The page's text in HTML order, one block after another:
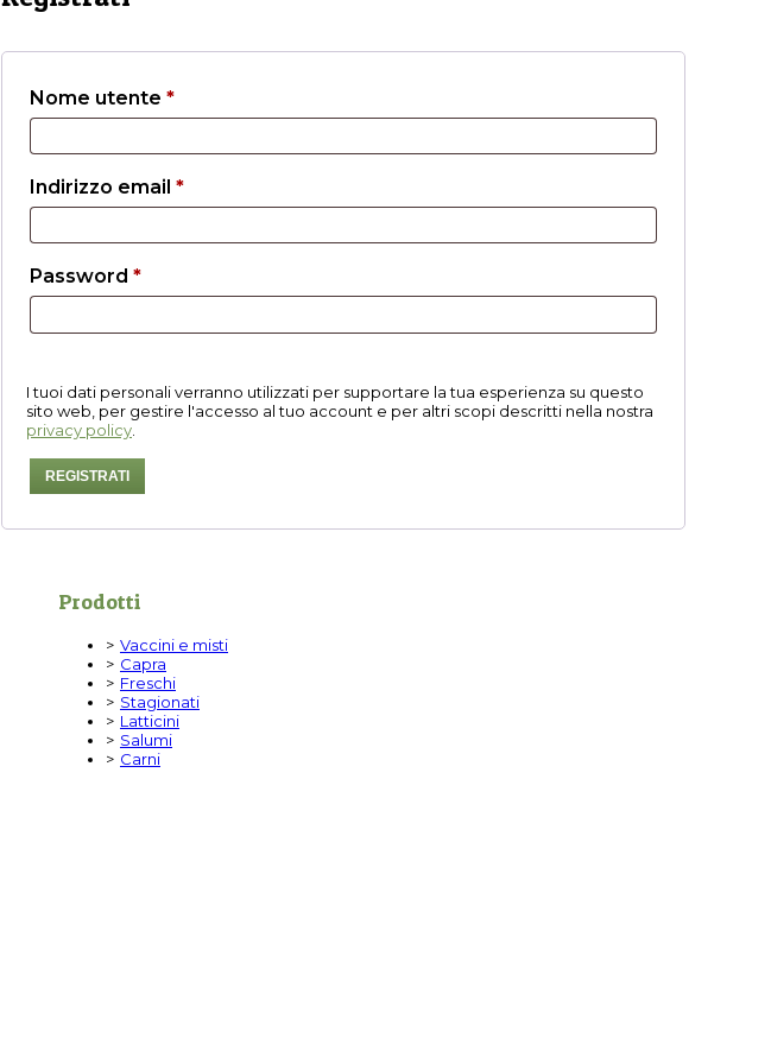
Nome utente *Richiesto
Indirizzo email *Richiesto
Password *Richiesto
I tuoi dati personali verranno utilizzati per supportare la tua esperienza su questo
sito web, per gestire l'accesso al tuo account e per altri scopi descritti nella nostra
privacy policy
REGISTRATI
Prodotti
Vaccini e misti
Capra
Freschi
Stagionati
Latticini
Salumi
Carni